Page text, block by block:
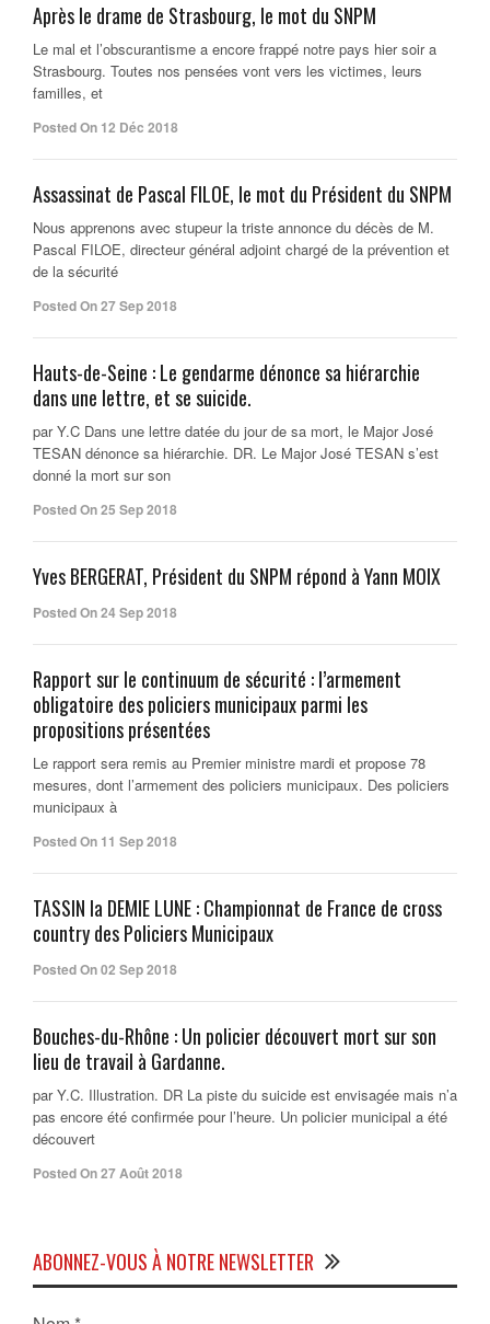
Après le drame de Strasbourg, le mot du SNPM
Le mal et l’obscurantisme a encore frappé notre pays hier soir a
Strasbourg. Toutes nos pensées vont vers les victimes, leurs
familles, et
Posted On 12 Déc 2018
Assassinat de Pascal FILOE, le mot du Président du SNPM
Nous apprenons avec stupeur la triste annonce du décès de M.
Pascal FILOE, directeur général adjoint chargé de la prévention et
de la sécurité
Posted On 27 Sep 2018
Hauts-de-Seine : Le gendarme dénonce sa hiérarchie
dans une lettre, et se suicide.
par Y.C Dans une lettre datée du jour de sa mort, le Major José
TESAN dénonce sa hiérarchie. DR. Le Major José TESAN s’est
donné la mort sur son
Posted On 25 Sep 2018
Yves BERGERAT, Président du SNPM répond à Yann MOIX
Posted On 24 Sep 2018
Rapport sur le continuum de sécurité : l’armement
obligatoire des policiers municipaux parmi les
propositions présentées
Le rapport sera remis au Premier ministre mardi et propose 78
mesures, dont l’armement des policiers municipaux. Des policiers
municipaux à
Posted On 11 Sep 2018
TASSIN la DEMIE LUNE : Championnat de France de cross
country des Policiers Municipaux
Posted On 02 Sep 2018
Bouches-du-Rhône : Un policier découvert mort sur son
lieu de travail à Gardanne.
par Y.C. Illustration. DR La piste du suicide est envisagée mais n’a
pas encore été confirmée pour l’heure. Un policier municipal a été
découvert
Posted On 27 Août 2018
ABONNEZ-VOUS À NOTRE NEWSLETTER